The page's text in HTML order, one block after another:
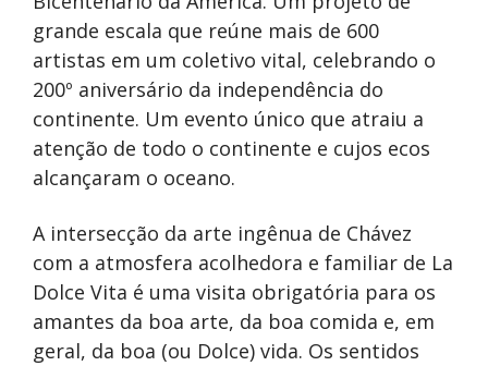
grande escala que reúne mais de 600
artistas em um coletivo vital, celebrando o
200º aniversário da independência do
continente. Um evento único que atraiu a
atenção de todo o continente e cujos ecos
alcançaram o oceano.
A intersecção da arte ingênua de Chávez
com a atmosfera acolhedora e familiar de La
Dolce Vita é uma visita obrigatória para os
amantes da boa arte, da boa comida e, em
geral, da boa (ou Dolce) vida. Os sentidos